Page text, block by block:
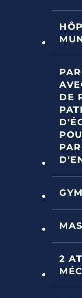
DE
2